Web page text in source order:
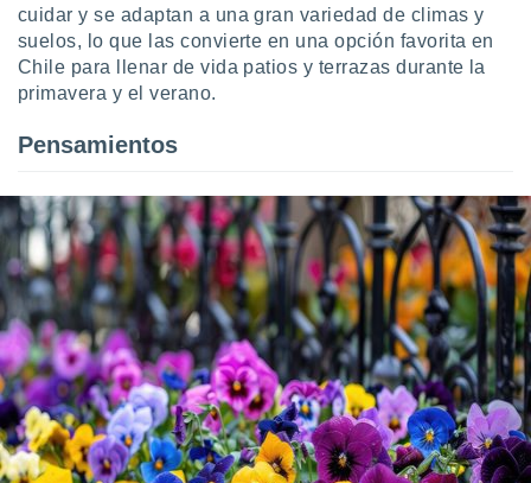
cuidar y se adaptan a una gran variedad de climas y
suelos, lo que las convierte en una opción favorita en
Chile para llenar de vida patios y terrazas durante la
primavera y el verano.
Pensamientos